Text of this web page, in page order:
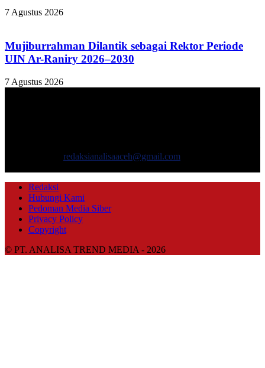
7 Agustus 2026
Mujiburrahman Dilantik sebagai Rektor Periode
UIN Ar-Raniry 2026–2030
7 Agustus 2026
redaksianalisaaceh@gmail.com
Redaksi
Hubungi Kami
Pedoman Media Siber
Privacy Policy
Copyright
© PT. ANALISA TREND MEDIA - 2026